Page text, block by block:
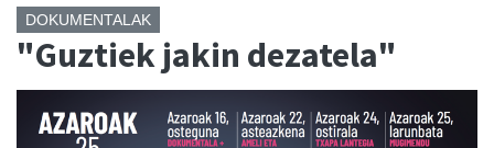
DOKUMENTALAK
"Guztiek jakin dezatela"